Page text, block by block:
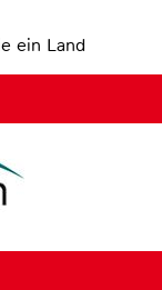
ein Land